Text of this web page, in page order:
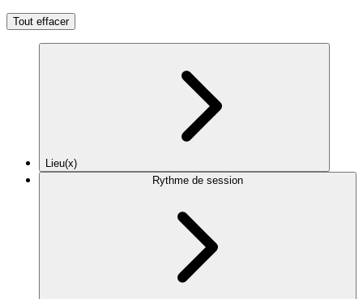
Tout effacer
Lieu(x)
Rythme de session